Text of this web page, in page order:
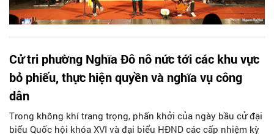
Cử tri phường Nghĩa Đô nô nức tới các khu vực
bỏ phiếu, thực hiện quyền và nghĩa vụ công
dân
Trong không khí trang trọng, phấn khởi của ngày bầu cử đại
biểu Quốc hội khóa XVI và đại biểu HĐND các cấp nhiệm kỳ